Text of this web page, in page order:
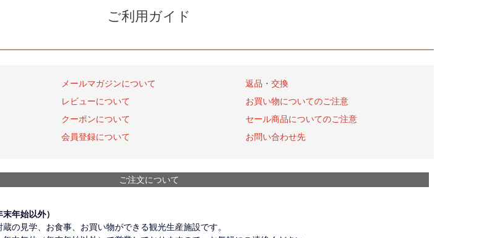
ご利用ガイド
メールマガジンについて
レビューについて
クーポンについて
会員登録について
返品・交換
お買い物についてのご注意
セール商品についてのご注意
お問い合わせ先
ご注文について
年始以外）
の見学、お食事、お買い物ができる観光生産施設です。